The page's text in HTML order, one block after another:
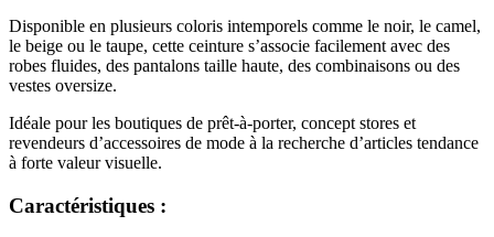
Disponible en plusieurs coloris intemporels comme le noir, le camel,
le beige ou le taupe, cette ceinture s’associe facilement avec des
robes fluides, des pantalons taille haute, des combinaisons ou des
vestes oversize.
Idéale pour les boutiques de prêt-à-porter, concept stores et
revendeurs d’accessoires de mode à la recherche d’articles tendance
à forte valeur visuelle.
Caractéristiques :